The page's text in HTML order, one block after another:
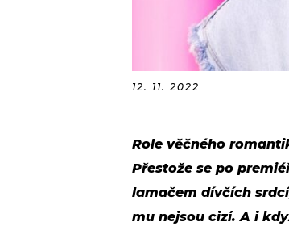
12. 11. 2022
Role věčného
Přestože se po
lamačem dívčích
mu nejsou cizí. A i